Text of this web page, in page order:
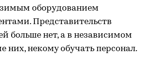
оборудованием
Представительств
больше нет, а в независимом
них, некому обучать персонал.